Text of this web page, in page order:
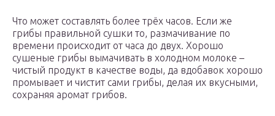
Что может составлять более трёх часов. Если же
грибы правильной сушки то, размачивание по
времени происходит от часа до двух. Хорошо
сушеные грибы вымачивать в холодном молоке –
чистый продукт в качестве воды, да вдобавок хорошо
промывает и чистит сами грибы, делая их вкусными,
сохраняя аромат грибов.